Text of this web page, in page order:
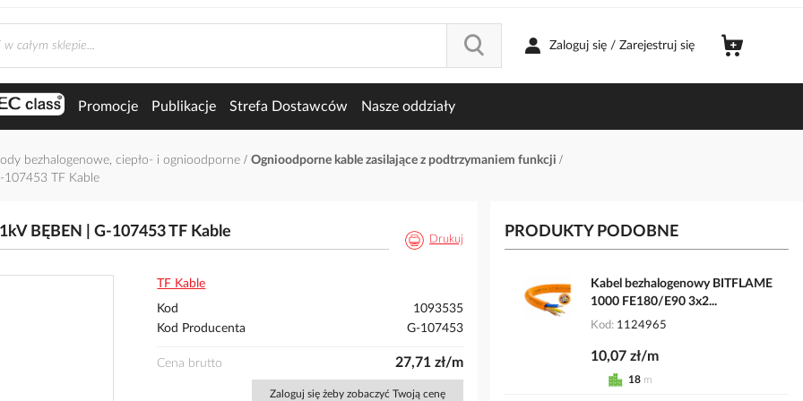
Zaloguj się / Zarejestruj się
Promocje Publikacje Strefa Dostawców Nasze oddziały
bezhalogenowe, ciepło- i ognioodporne
Ognioodporne kable zasilające z podtrzymaniem funkcji
107453 TF Kable
BĘBEN | G-107453 TF Kable Drukuj
TF Kable
Kod
1093535
Kod Producenta
G-107453
Cena brutto 27,71 zł/m
Zaloguj się żeby zobaczyć Twoją cenę
PRODUKTY PODOBNE
Kabel bezhalogenowy BITFLAME
1000 FE180/E90 3x2...
Kod 1124965
10,07 zł/m
18 m